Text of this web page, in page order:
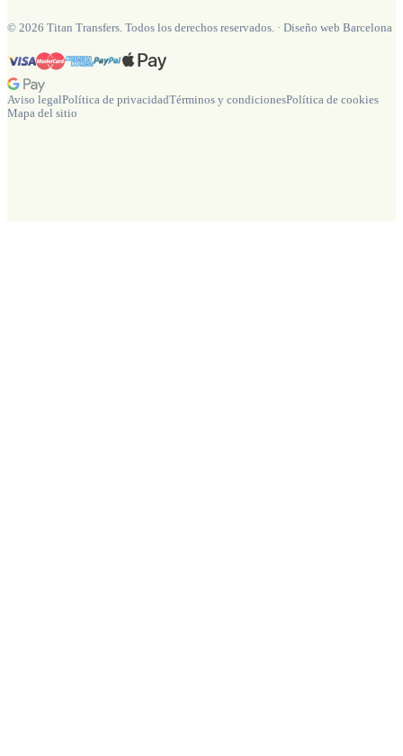
© 2026 Titan Transfers. Todos los derechos reservados. · Diseño web Barcelona
Aviso legalPolítica de privacidadTérminos y condicionesPolítica de cookies
Mapa del sitio